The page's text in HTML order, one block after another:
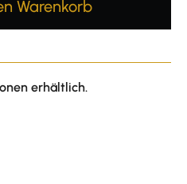
Warenkorb
erhältlich.